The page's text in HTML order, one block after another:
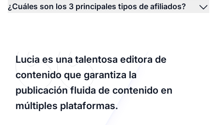
¿Cuáles son los 3 principales tipos de afiliados?
Lucia es una talentosa editora de
contenido que garantiza la
publicación fluida de contenido en
múltiples plataformas.